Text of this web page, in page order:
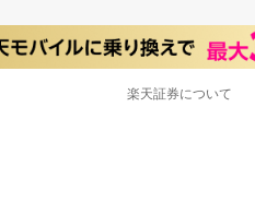
楽天証券について